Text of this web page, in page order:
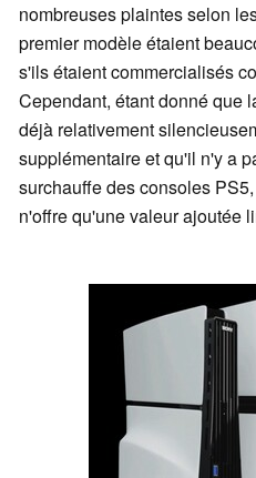
nombreuses plaintes selon
premier modèle étaient
s'ils étaient commercialisés
Cependant, étant donné que
déjà relativement
supplémentaire et qu'il n'y a
surchauffe des consoles
n'offre qu'une valeur ajoutée